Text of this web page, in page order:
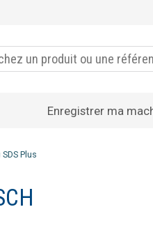
Enregistrer ma
Plus